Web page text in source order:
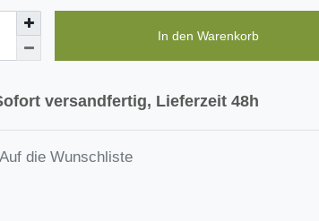
In den Warenkorb
versandfertig, Lieferzeit 48h
Auf die Wunschliste